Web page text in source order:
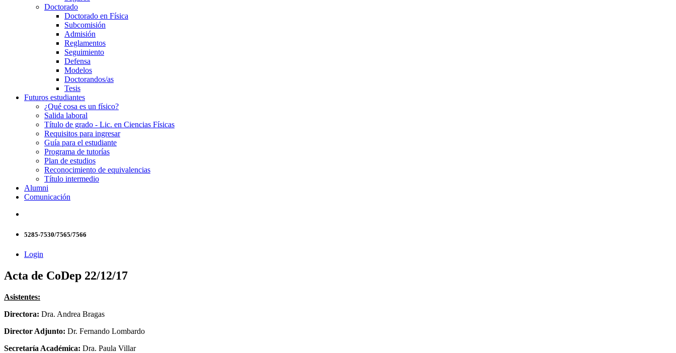
Doctorado
Doctorado en Física
Subcomisión
Admisión
Reglamentos
Seguimiento
Defensa
Modelos
Doctorandos/as
Tesis
Futuros estudiantes
¿Qué cosa es un físico?
Salida laboral
Título de grado - Lic. en Ciencias Físicas
Requisitos para ingresar
Guía para el estudiante
Programa de tutorías
Plan de estudios
Reconocimiento de equivalencias
Título intermedio
Alumni
Comunicación
5285-7530/7565/7566
Login
Acta de CoDep 22/12/17
Asistentes:
Directora: Dra. Andrea Bragas
Director Adjunto: Dr. Fernando Lombardo
Secretaría Académica: Dra. Paula Villar